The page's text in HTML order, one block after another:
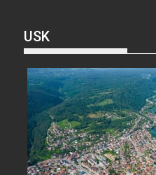
USK